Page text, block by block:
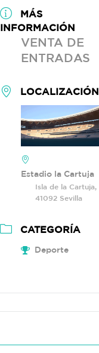
MÁS
INFORMACIÓN
VENTA DE
ENTRADAS
LOCALIZACIÓN
Estadio la Cartuja
Isla de la Cartuja,
41092 Sevilla
CATEGORÍA
Deporte